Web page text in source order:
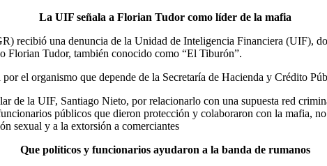
La UIF señala a Florian Tudor como líder de la mafia
recibió una denuncia de la Unidad de Inteligencia Financiera (UIF),
Florian Tudor, también conocido como “El Tiburón”.
el organismo que depende de la Secretaría de Hacienda y Crédito
de la UIF, Santiago Nieto, por relacionarlo con una supuesta red
públicos que dieron protección y colaboraron con la mafia,
sexual y a la extorsión a comerciantes
Que políticos y funcionarios ayudaron a la banda de rumanos